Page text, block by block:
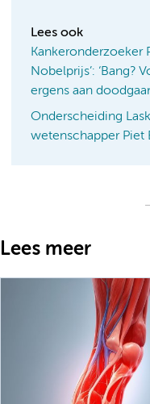
Lees ook
Kankeronderzoeker
Nobelprijs’: ‘Bang?
ergens aan
Onderscheiding
wetenschapper Piet
Lees meer